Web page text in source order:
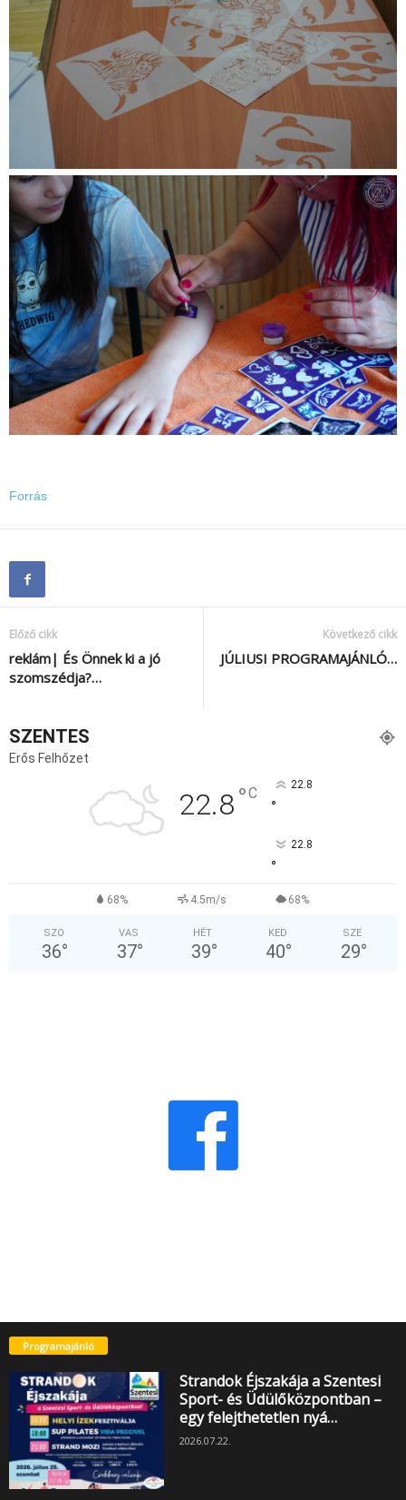
Forrás
Előző cikk
reklám| És Önnek ki a jó
szomszédja?…
Következő cikk
JÚLIUSI PROGRAMAJÁNLÓ…
SZENTES
Erős Felhőzet
22.8°C 22.8
°
22.8
°
68% 4.5m/s 68%
SZO
36°
VAS
37°
HÉT
39°
KED
40°
SZE
29°
Programajánló
Strandok Éjszakája a Szentesi
Sport- és Üdülőközpontban –
egy felejthetetlen nyá…
2026.07.22.